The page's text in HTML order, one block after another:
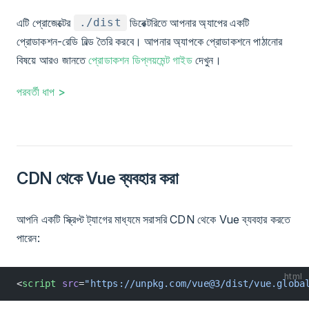
এটি প্রোজেক্টের ./dist
ডিরেক্টরিতে আপনার অ্যাপের একটি
প্রোডাকশন-রেডি বিল্ড তৈরি করবে। আপনার অ্যাপকে প্রোডাকশনে পাঠানোর
বিষয়ে আরও জানতেপ্রোডাকশন ডিপ্লয়মেন্ট গাইডদেখুন।
পরবর্তী ধাপ >
CDN থেকে Vue ব্যবহার করা
আপনি একটি স্ক্রিপ্ট ট্যাগের মাধ্যমে সরাসরি CDN থেকে Vue ব্যবহার করতে
পারেন:
html
<script src="https://unpkg.com/vue@3/dist/